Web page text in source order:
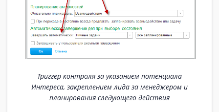
Триггер контроля за указанием потенциала
Интереса, закреплением лида за менеджером и
планирования следующего действия